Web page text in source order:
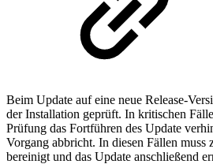
Beim Update auf eine neue Release-
der Installation geprüft. In kritischen
Prüfung das Fortführen des Update
Vorgang abbricht. In diesen Fällen muss
bereinigt und das Update anschließend